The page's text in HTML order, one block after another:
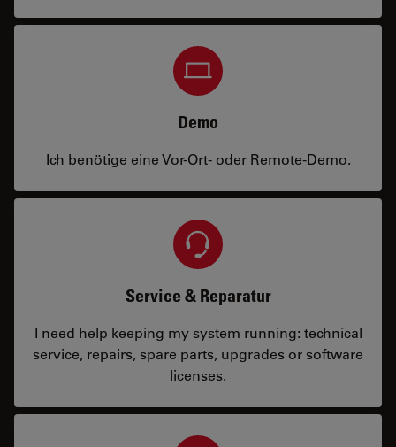
Demo
Ich benötige eine Vor-Ort- oder Remote-Demo.
Service & Reparatur
I need help keeping my system running: technical
service, repairs, spare parts, upgrades or software
licenses.